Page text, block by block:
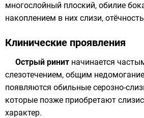
многослойный плоский, обилие
накоплением в них слизи,
Клинические проявления
Острый ринит начинается
слезотечением, общим
появляются обильные серозно-
которые позже приобретают
характер.